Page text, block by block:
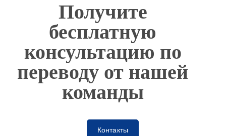
Получите
бесплатную
консультацию по
переводу от нашей
команды
Контакты